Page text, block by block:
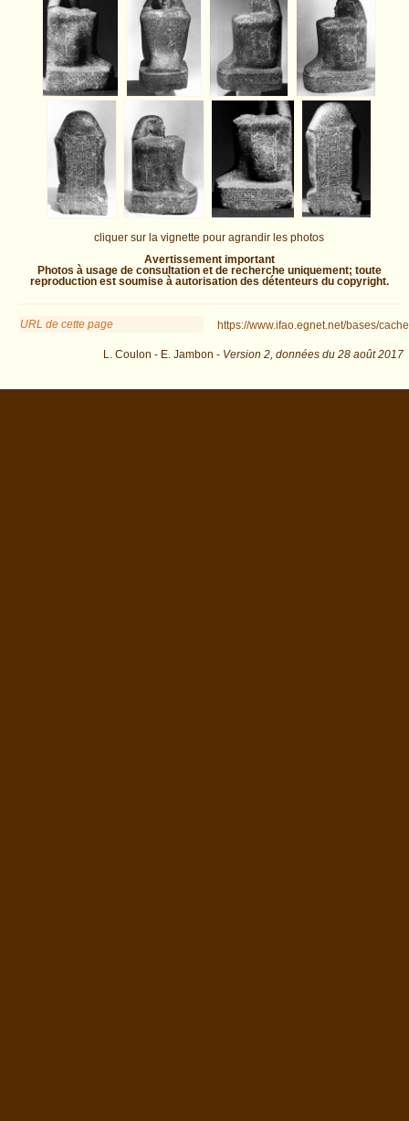
cliquer sur la vignette pour agrandir les photos
Avertissement important
Photos à usage de consultation et de recherche uniquement; toute
reproduction est soumise à autorisation des détenteurs du copyright.
URL de cette page https://www.ifao.egnet.net/bases/
L. Coulon - E. Jambon - Version 2, données du 28 août 2017